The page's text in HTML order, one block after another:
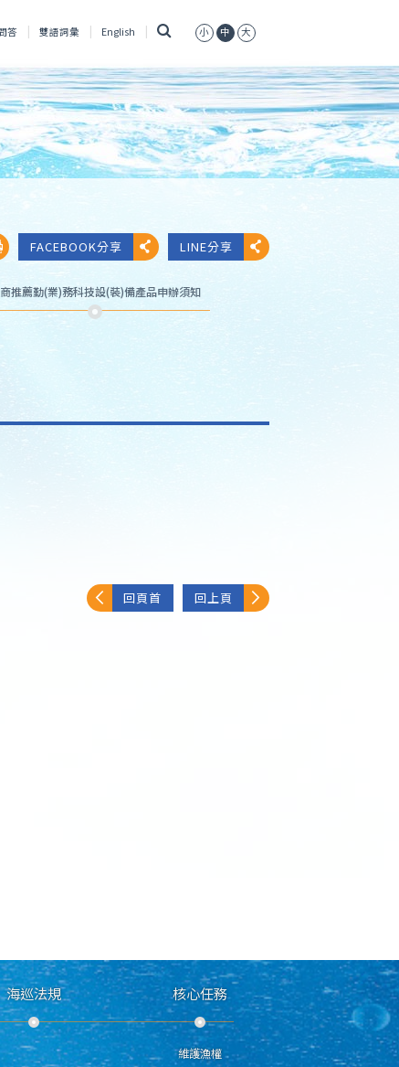
答 雙語詞彙 English 小 中 大
FACEBOOK分享 LINE分享
推薦勤(業)務科技設(裝)備產品申辦須知
回頁首 回上頁
海巡法規 核心任務
維護漁權